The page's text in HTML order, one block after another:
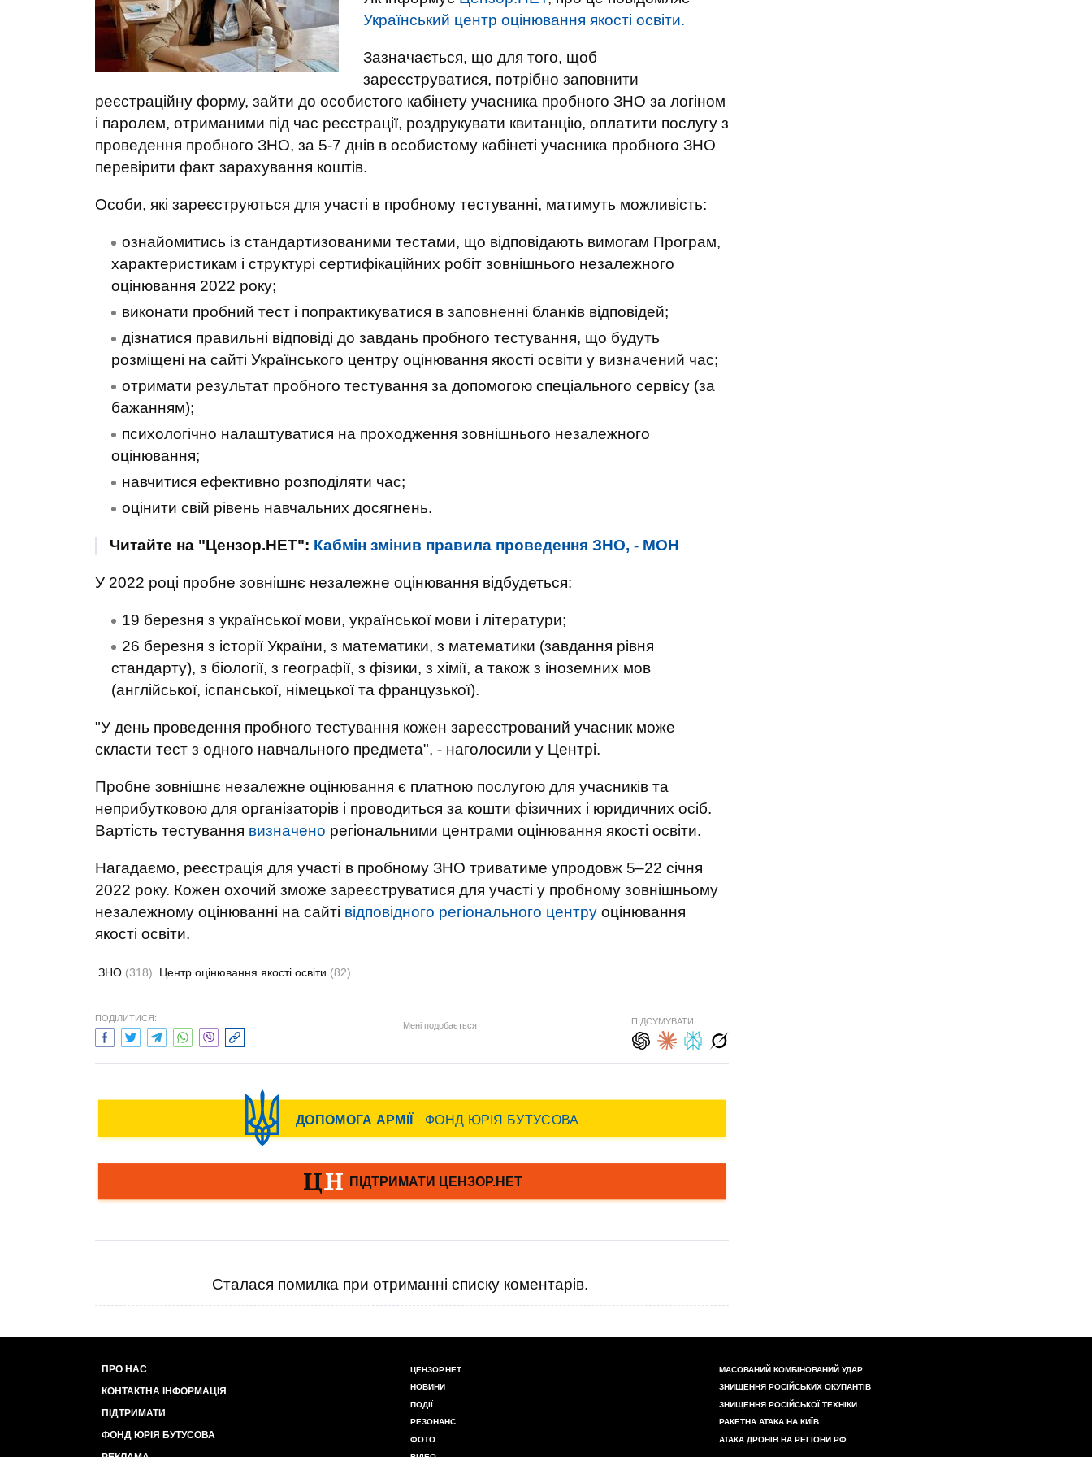
Український центр оцінювання якості освіти.
Зазначається, що для того, щоб
зареєструватися, потрібно заповнити
реєстраційну форму, зайти до особистого кабінету учасника пробного ЗНО за логіном
і паролем, отриманими під час реєстрації, роздрукувати квитанцію, оплатити послугу з
проведення пробного ЗНО, за 5-7 днів в особистому кабінеті учасника пробного ЗНО
перевірити факт зарахування коштів.
Особи, які зареєструються для участі в пробному тестуванні, матимуть можливість:
ознайомитись із стандартизованими тестами, що відповідають вимогам Програм,
характеристикам і структурі сертифікаційних робіт зовнішнього незалежного
оцінювання 2022 року;
виконати пробний тест і попрактикуватися в заповненні бланків відповідей;
дізнатися правильні відповіді до завдань пробного тестування, що будуть
розміщені на сайті Українського центру оцінювання якості освіти у визначений час;
отримати результат пробного тестування за допомогою спеціального сервісу (за
бажанням);
психологічно налаштуватися на проходження зовнішнього незалежного
оцінювання;
навчитися ефективно розподіляти час;
оцінити свій рівень навчальних досягнень.
Читайте на "Цензор.НЕТ": Кабмін змінив правила проведення ЗНО, - МОН
У 2022 році пробне зовнішнє незалежне оцінювання відбудеться:
19 березня з української мови, української мови і літератури;
26 березня з історії України, з математики, з математики (завдання рівня
стандарту), з біології, з географії, з фізики, з хімії, а також з іноземних мов
(англійської, іспанської, німецької та французької).
"У день проведення пробного тестування кожен зареєстрований учасник може
скласти тест з одного навчального предмета", - наголосили у Центрі.
Пробне зовнішнє незалежне оцінювання є платною послугою для учасників та
неприбутковою для організаторів і проводиться за кошти фізичних і юридичних осіб.
Вартість тестування визначено регіональними центрами оцінювання якості освіти.
Нагадаємо, реєстрація для участі в пробному ЗНО триватиме упродовж 5–22 січня
2022 року. Кожен охочий зможе зареєструватися для участі у пробному зовнішньому
незалежному оцінюванні на сайті відповідного регіонального центру оцінювання
якості освіти.
ЗНО (318) Центр оцінювання якості освіти (82)
ПОДІЛИТИСЯ:
Мені подобається ПІДСУМУВАТИ:
Сталася помилка при отриманні списку коментарів.
ПРО НАС
КОНТАКТНА ІНФОРМАЦІЯ
ПІДТРИМАТИ
ФОНД ЮРІЯ БУТУСОВА
ЦЕНЗОР.НЕТ
НОВИНИ
ПОДІЇ
РЕЗОНАНС
ФОТО
МАСОВАНИЙ КОМБІНОВАНИЙ УДАР
ЗНИЩЕННЯ РОСІЙСЬКИХ ОКУПАНТІВ
ЗНИЩЕННЯ РОСІЙСЬКОЇ ТЕХНІКИ
РАКЕТНА АТАКА НА КИЇВ
АТАКА ДРОНІВ НА РЕГІОНИ РФ